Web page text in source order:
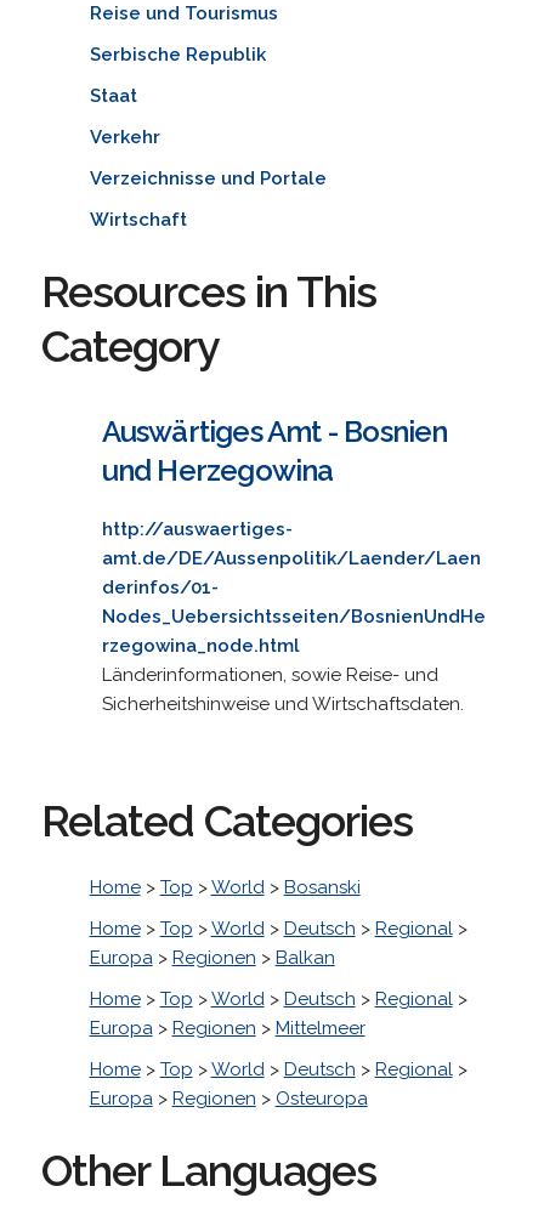
Reise und Tourismus
Serbische Republik
Staat
Verkehr
Verzeichnisse und Portale
Wirtschaft
Resources in This
Category
Auswärtiges Amt - Bosnien
und Herzegowina
http://auswaertiges-
amt.de/DE/Aussenpolitik/Laender/Laen
derinfos/01-
Nodes_Uebersichtsseiten/BosnienUndHe
rzegowina_node.html
Länderinformationen, sowie Reise- und
Sicherheitshinweise und Wirtschaftsdaten.
Related Categories
Home> Top >World> Bosanski
Home> Top >World> Deutsch > Regional>
Europa> Regionen > Balkan
Home> Top >World> Deutsch > Regional>
Europa> Regionen > Mittelmeer
Home> Top >World> Deutsch > Regional>
Europa> Regionen > Osteuropa
Other Languages